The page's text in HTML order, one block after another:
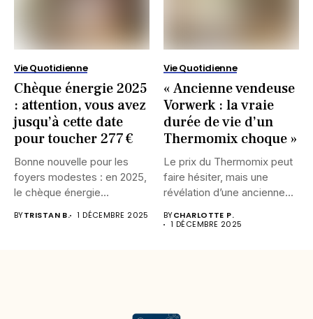
Vie Quotidienne
Chèque énergie 2025
: attention, vous avez
jusqu’à cette date
pour toucher 277 €
Bonne nouvelle pour les
foyers modestes : en 2025,
le chèque énergie...
BYTRISTAN B. 1 DÉCEMBRE 2025
Vie Quotidienne
« Ancienne vendeuse
Vorwerk : la vraie
durée de vie d’un
Thermomix choque »
Le prix du Thermomix peut
faire hésiter, mais une
révélation d’une ancienne...
BYCHARLOTTE P.
1 DÉCEMBRE 2025